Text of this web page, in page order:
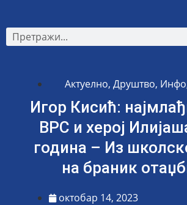
Актуелно, Друштво, Инфо
Игор Кисић:
ВРС и херој
година – Из
на браник
октобар 14, 2023